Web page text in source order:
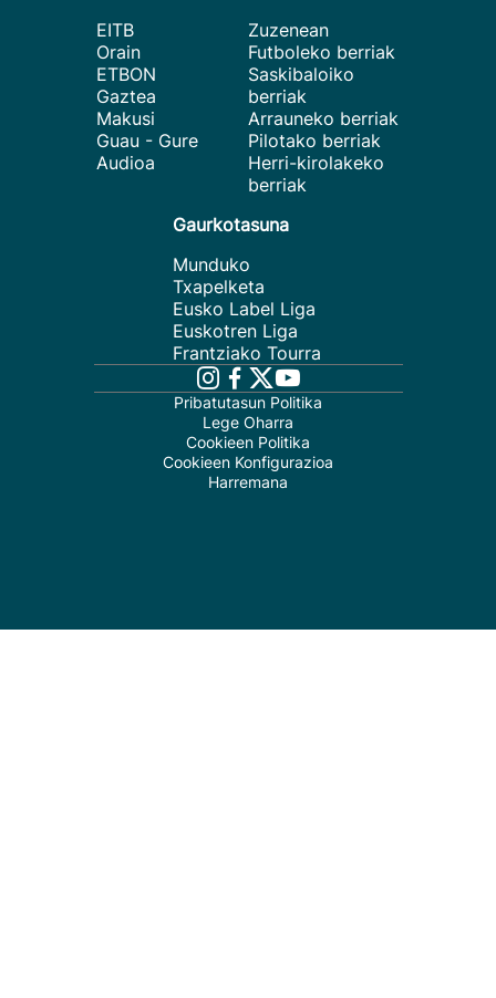
EITB
Orain
ETBON
Gaztea
Makusi
Guau - Gure
Audioa
Zuzenean
Futboleko berriak
Saskibaloiko
berriak
Arrauneko berriak
Pilotako berriak
Herri-kirolakeko
berriak
Gaurkotasuna
Munduko
Txapelketa
Eusko Label Liga
Euskotren Liga
Frantziako Tourra
Pribatutasun Politika
Lege Oharra
Cookieen Politika
Cookieen Konfigurazioa
Harremana